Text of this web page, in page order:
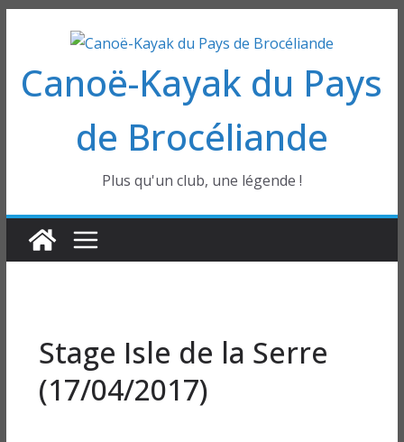
contenu
Canoë-Kayak du Pays
de Brocéliande
Plus qu'un club, une légende !
Stage Isle de la Serre
(17/04/2017)